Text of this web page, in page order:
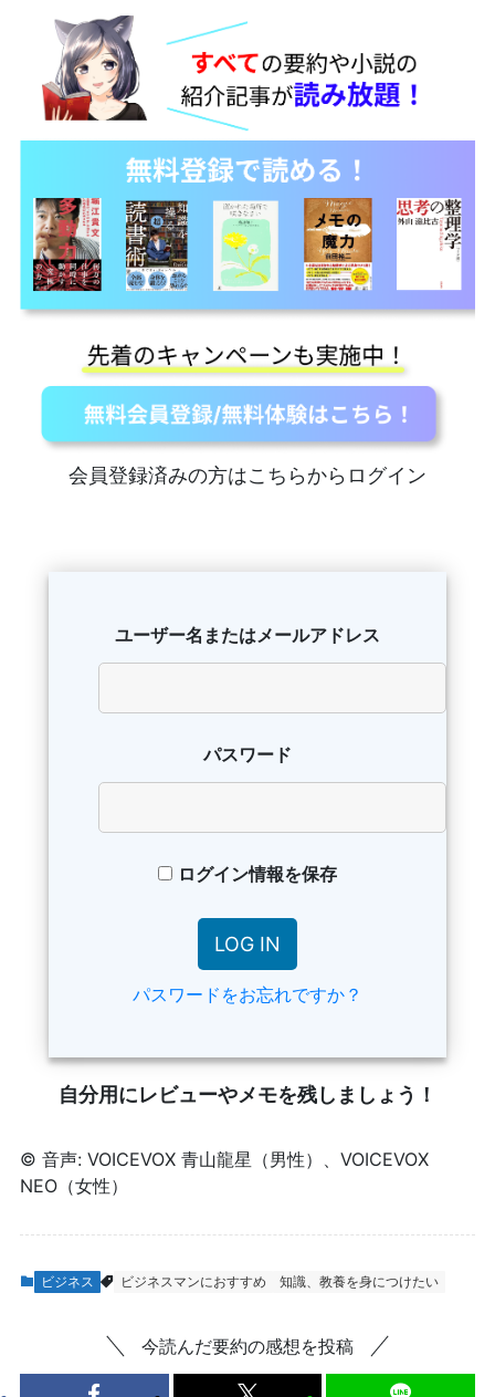
会員登録済みの方はこちらからログイン
ユーザー名またはメールアドレス
パスワード
ログイン情報を保存
パスワードをお忘れですか？
自分用にレビューやメモを残しましょう！
© 音声: VOICEVOX 青山龍星（男性）、VOICEVOX
NEO（女性）
ビジネス ビジネスマンにおすすめ 知識、教養を身につけたい
今読んだ要約の感想を投稿